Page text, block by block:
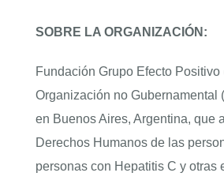
SOBRE LA ORGANIZACIÓN:
Fundación Grupo Efecto Positivo
Organización no Gubernamental
en Buenos Aires, Argentina, que
Derechos Humanos de las
personas con Hepatitis C y otras